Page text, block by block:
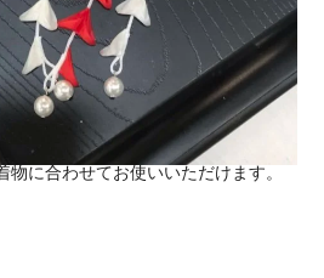
物に合わせてお使いいただけます。